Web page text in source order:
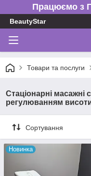
Працюємо з
BeautyStar
Товари та послуги
Стаціонарні масажні
регулюванням
Сортування
Новинка